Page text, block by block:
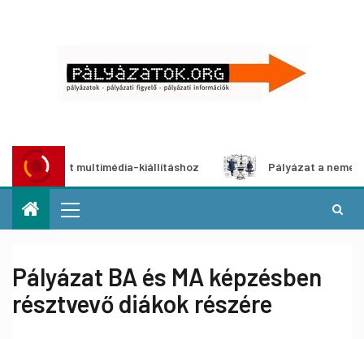
multimédia-kiállításhoz Pályázat a nemek
Pályázat BA és MA képzésben
résztvevő diákok részére